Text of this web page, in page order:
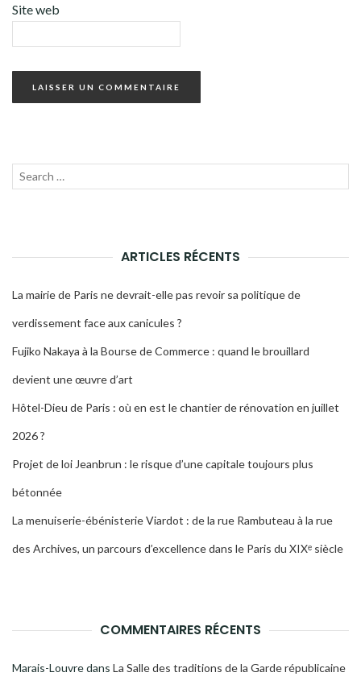
Site web
Recherche
ARTICLES RÉCENTS
La mairie de Paris ne devrait-elle pas revoir sa politique de
verdissement face aux canicules ?
Fujiko Nakaya à la Bourse de Commerce : quand le brouillard
devient une œuvre d’art
Hôtel-Dieu de Paris : où en est le chantier de rénovation en juillet
2026 ?
Projet de loi Jeanbrun : le risque d’une capitale toujours plus
bétonnée
La menuiserie-ébénisterie Viardot : de la rue Rambuteau à la rue
des Archives, un parcours d’excellence dans le Paris du XIXᵉ siècle
COMMENTAIRES RÉCENTS
Marais-Louvredans La Salle des traditions de la Garde républicaine